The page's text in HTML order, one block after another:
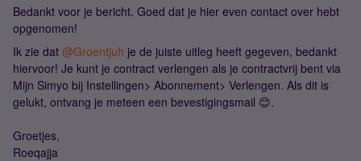
Bedankt voor je bericht. Goed dat je hier even contact over hebt
opgenomen!
Ik zie dat @Groentjuh je de juiste uitleg heeft gegeven, bedankt
hiervoor! Je kunt je contract verlengen als je contractvrij bent via
Mijn Simyo bij Instellingen> Abonnement> Verlengen. Als dit is
gelukt, ontvang je meteen een bevestigingsmail 😊.
Groetjes,
Roeqajja